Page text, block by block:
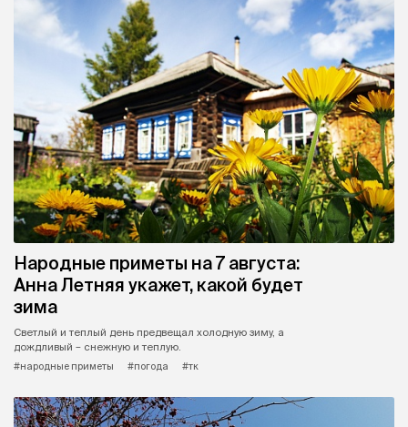
Народные приметы на 7 августа:
Анна Летняя укажет, какой будет
зима
Светлый и теплый день предвещал холодную зиму, а
дождливый – снежную и теплую.
#народные приметы
#погода #тк